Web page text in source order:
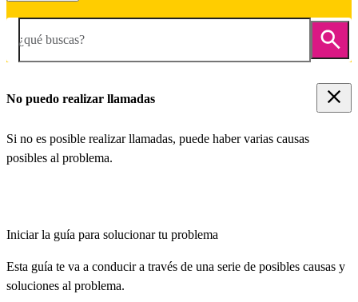
¿qué buscas?
No puedo realizar llamadas
Si no es posible realizar llamadas, puede haber varias causas
posibles al problema.
Iniciar la guía para solucionar tu problema
Esta guía te va a conducir a través de una serie de posibles causas y
soluciones al problema.